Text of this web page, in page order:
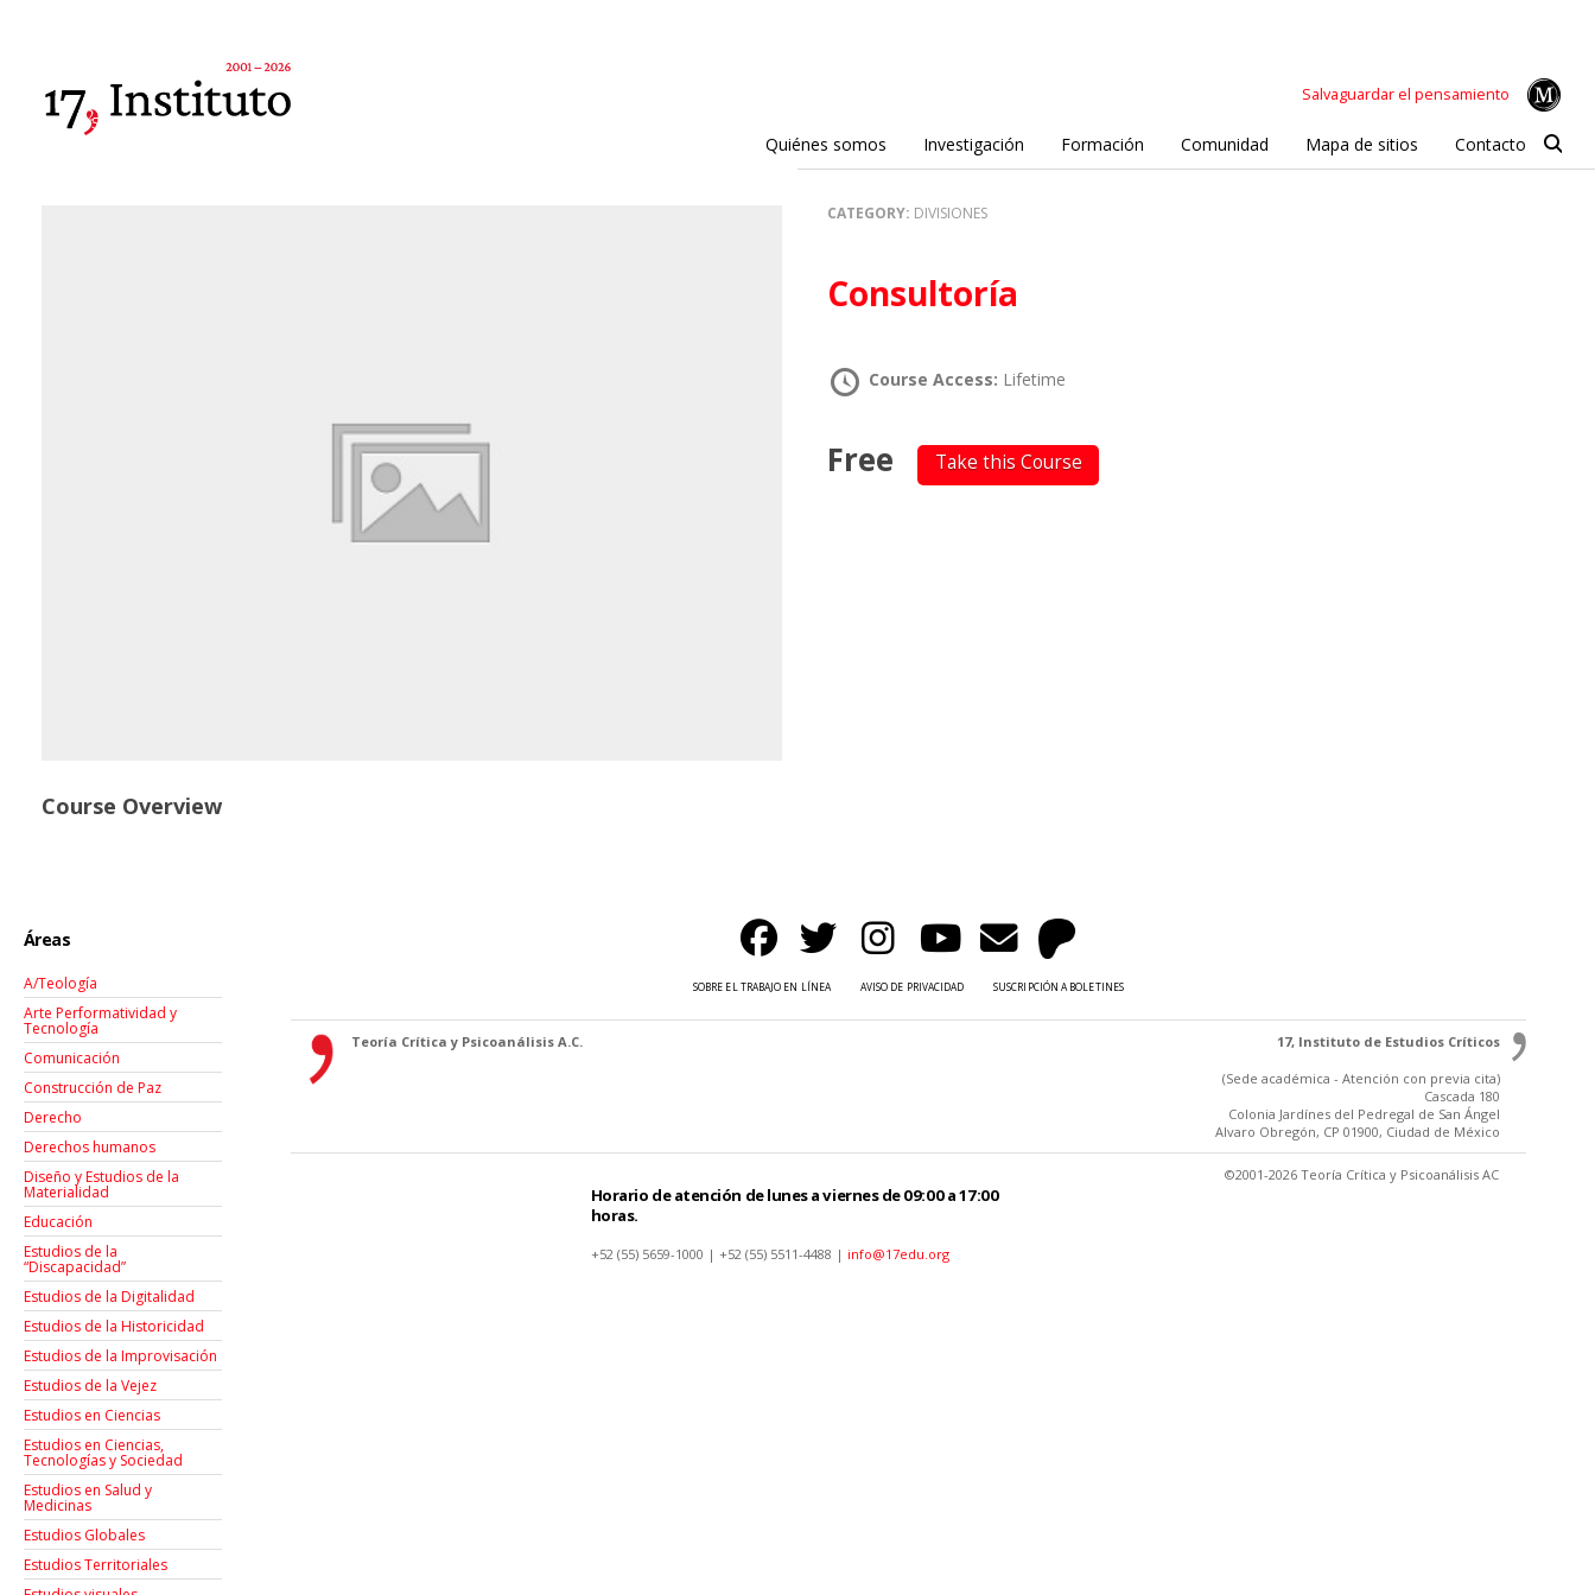
Salvaguardar el pensamiento
Quiénes somos Investigación Formación Comunidad Mapa de sitios Contacto
CATEGORY: DIVISIONES
Consultoría
Course Access: Lifetime
Free Take this Course
Course Overview
Áreas
A/Teología
Arte Performatividad y
Tecnología
Comunicación
Construcción de Paz
Derecho
Derechos humanos
Diseño y Estudios de la
Materialidad
Educación
Estudios de la
“Discapacidad”
Estudios de la Digitalidad
Estudios de la Historicidad
Estudios de la Improvisación
Estudios de la Vejez
Estudios en Ciencias
Estudios en Ciencias,
Tecnologías y Sociedad
Estudios en Salud y
Medicinas
Estudios Globales
Estudios Territoriales
SOBRE EL TRABAJO EN LÍNEA AVISO DE PRIVACIDAD SUSCRIPCIÓN A BOLETINES
Teoría Crítica y Psicoanálisis A.C. 17, Instituto de Estudios Críticos
(Sede académica - Atención con previa cita)
Cascada 180
Colonia Jardínes del Pedregal de San Ángel
Alvaro Obregón, CP 01900, Ciudad de México
Horario de atención de lunes a viernes de 09:00 a 17:00
horas.
+52 (55) 5659-1000 | +52 (55) 5511-4488 | info@17edu.org
©2001-2026 Teoría Crítica y Psicoanálisis AC